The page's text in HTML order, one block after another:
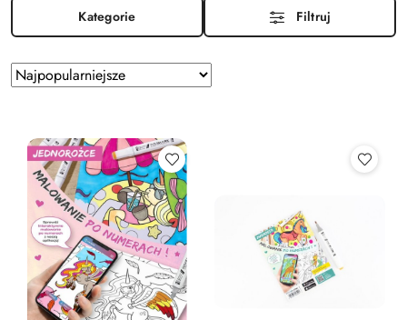
Kategorie Filtruj
Zastosowano
sortowanie:
Sortuj
według